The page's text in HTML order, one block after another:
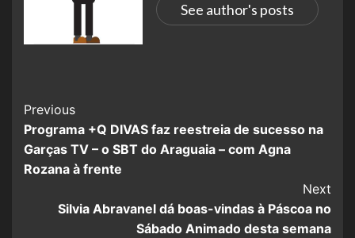
See author's posts
Previous
Programa +Q DIVAS faz reestreia de sucesso na
Garças TV – o SBT do Araguaia – com Agna
Rozana à frente
Next
Silvia Abravanel dá boas-vindas à Páscoa no
Sábado Animado desta semana